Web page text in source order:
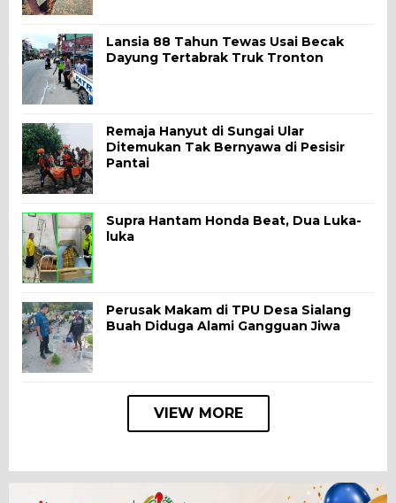
Lansia 88 Tahun Tewas Usai Becak
Dayung Tertabrak Truk Tronton
Remaja Hanyut di Sungai Ular
Ditemukan Tak Bernyawa di Pesisir
Pantai
Supra Hantam Honda Beat, Dua Luka-
luka
Perusak Makam di TPU Desa Sialang
Buah Diduga Alami Gangguan Jiwa
VIEW MORE